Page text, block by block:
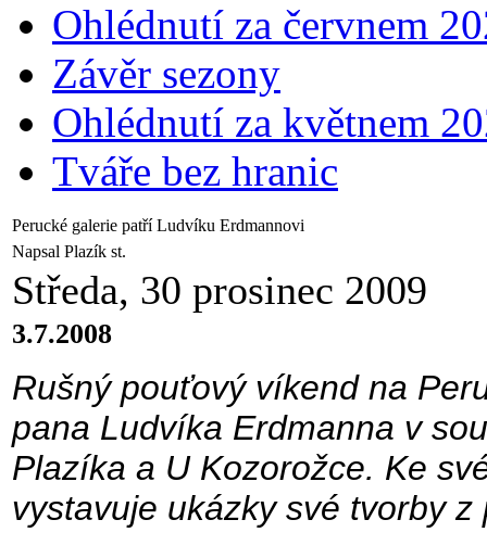
Ohlédnutí za červnem
Závěr sezony
Ohlédnutí za květnem
Tváře bez hranic
Perucké galerie patří Ludvíku Erdmannovi
Napsal Plazík st.
Středa, 30 prosinec 2009
3.7.2008
Rušný pouťový víkend na
pana Ludvíka Erdmanna v
Plazíka a U Kozorožce. Ke
vystavuje ukázky své tvorby z